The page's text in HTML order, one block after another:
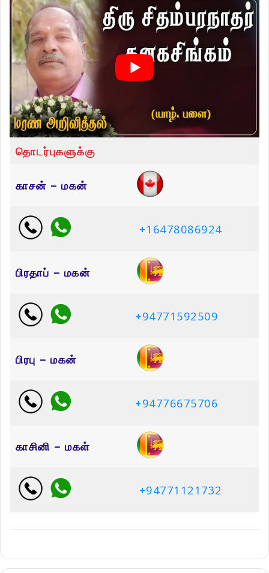
தொடர்புகளுக்கு
காசன் – மகன்
+16478086924
பிரதாப் – மகன்
+94771592509
பிரபு – மகன்
+94776675706
காசினி – மகள்
+94771121732